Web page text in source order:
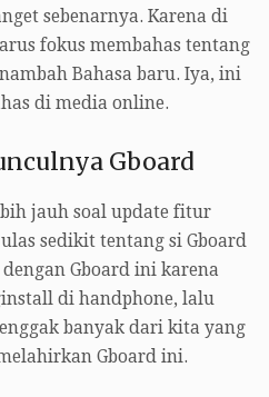
sebenarnya. Karena di
fokus membahas tentang
Bahasa baru. Iya, ini
di media online.
Gboard
jauh soal update fitur
sedikit tentang si Gboard
Gboard ini karena
di handphone, lalu
banyak dari kita yang
Gboard ini.